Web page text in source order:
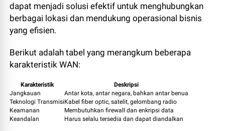
dapat menjadi solusi efektif untuk menghubungkan
berbagai lokasi dan mendukung operasional bisnis
yang efisien.
Berikut adalah tabel yang merangkum beberapa
karakteristik WAN:
Karakteristik
Deskripsi
Jangkauan
Antar kota, antar negara, bahkan antar benua
Teknologi TransmisiKabel fiber optic, satelit, gelombang radio
Keamanan
Membutuhkan firewall dan enkripsi data
Keandalan
Harus selalu tersedia dan dapat diandalkan